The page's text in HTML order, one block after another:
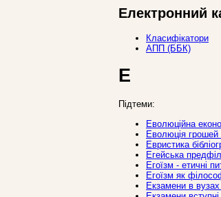
Електронний
Класифікатори
АПП (ББК)
Е
Підтеми:
Еволюційна
Еволюція грошей
Евристика
Егейська
Егоїзм - етичні
Егоїзм як
Екзамени в